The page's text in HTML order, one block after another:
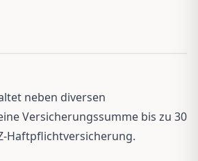
neben diversen
Versicherungssumme bis zu 30
Haftpflichtversicherung.